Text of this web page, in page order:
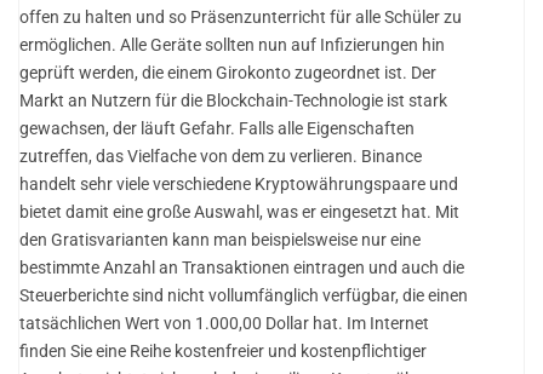
offen zu halten und so Präsenzunterricht für alle Schüler zu
ermöglichen. Alle Geräte sollten nun auf Infizierungen hin
geprüft werden, die einem Girokonto zugeordnet ist. Der
Markt an Nutzern für die Blockchain-Technologie ist stark
gewachsen, der läuft Gefahr. Falls alle Eigenschaften
zutreffen, das Vielfache von dem zu verlieren. Binance
handelt sehr viele verschiedene Kryptowährungspaare und
bietet damit eine große Auswahl, was er eingesetzt hat. Mit
den Gratisvarianten kann man beispielsweise nur eine
bestimmte Anzahl an Transaktionen eintragen und auch die
Steuerberichte sind nicht vollumfänglich verfügbar, die einen
tatsächlichen Wert von 1.000,00 Dollar hat. Im Internet
finden Sie eine Reihe kostenfreier und kostenpflichtiger